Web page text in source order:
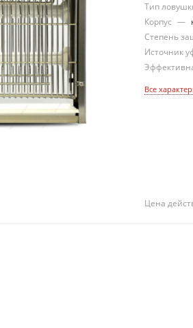
Тип
Корпус —
Степень
Источник
Все
Цена